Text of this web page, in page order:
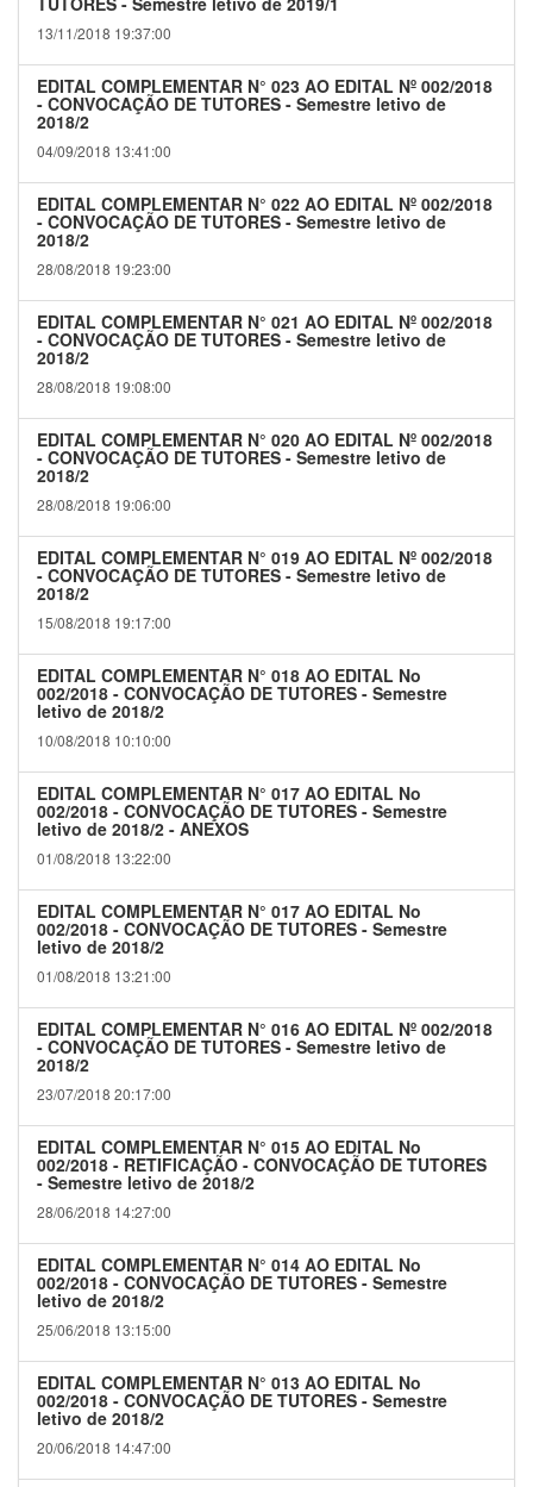
13/11/2018 19:37:00
EDITAL COMPLEMENTAR N° 023 AO EDITAL Nº 002/2018
- CONVOCAÇÃO DE TUTORES - Semestre letivo de
2018/2
04/09/2018 13:41:00
EDITAL COMPLEMENTAR N° 022 AO EDITAL Nº 002/2018
- CONVOCAÇÃO DE TUTORES - Semestre letivo de
2018/2
28/08/2018 19:23:00
EDITAL COMPLEMENTAR N° 021 AO EDITAL Nº 002/2018
- CONVOCAÇÃO DE TUTORES - Semestre letivo de
2018/2
28/08/2018 19:08:00
EDITAL COMPLEMENTAR N° 020 AO EDITAL Nº 002/2018
- CONVOCAÇÃO DE TUTORES - Semestre letivo de
2018/2
28/08/2018 19:06:00
EDITAL COMPLEMENTAR N° 019 AO EDITAL Nº 002/2018
- CONVOCAÇÃO DE TUTORES - Semestre letivo de
2018/2
15/08/2018 19:17:00
EDITAL COMPLEMENTAR N° 018 AO EDITAL No
002/2018 - CONVOCAÇÃO DE TUTORES - Semestre
letivo de 2018/2
10/08/2018 10:10:00
EDITAL COMPLEMENTAR N° 017 AO EDITAL No
002/2018 - CONVOCAÇÃO DE TUTORES - Semestre
letivo de 2018/2 - ANEXOS
01/08/2018 13:22:00
EDITAL COMPLEMENTAR N° 017 AO EDITAL No
002/2018 - CONVOCAÇÃO DE TUTORES - Semestre
letivo de 2018/2
01/08/2018 13:21:00
EDITAL COMPLEMENTAR N° 016 AO EDITAL Nº 002/2018
- CONVOCAÇÃO DE TUTORES - Semestre letivo de
2018/2
23/07/2018 20:17:00
EDITAL COMPLEMENTAR N° 015 AO EDITAL No
002/2018 - RETIFICAÇÃO - CONVOCAÇÃO DE TUTORES
- Semestre letivo de 2018/2
28/06/2018 14:27:00
EDITAL COMPLEMENTAR N° 014 AO EDITAL No
002/2018 - CONVOCAÇÃO DE TUTORES - Semestre
letivo de 2018/2
25/06/2018 13:15:00
EDITAL COMPLEMENTAR N° 013 AO EDITAL No
002/2018 - CONVOCAÇÃO DE TUTORES - Semestre
letivo de 2018/2
20/06/2018 14:47:00